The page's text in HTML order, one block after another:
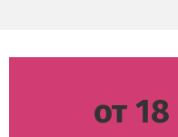
от